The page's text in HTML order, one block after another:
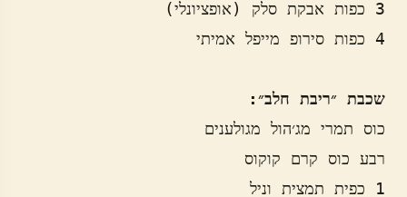
שכבת ״ריבת חלב״: